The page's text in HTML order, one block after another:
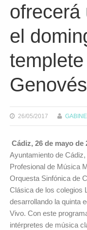
ofrecerá
el
Genovés
26/05/2017
Cádiz, 26 de mayo de
Ayuntamiento de
Profesional de Música
Orquesta Sinfónica de
Clásica de los colegios
desarrollando la quinta
Vivo. Con este
intérpretes de música